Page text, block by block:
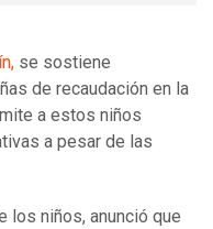
, se sostiene
de recaudación en la
a estos niños
a pesar de las
los niños, anunció que